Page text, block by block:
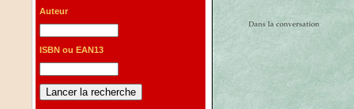
Auteur
ISBN ou EAN13